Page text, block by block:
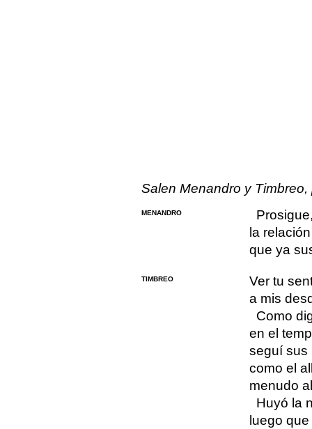
Salen Menandro y Timbreo,
MENANDRO
la
que ya
TIMBREO
Ver tu
a mis
Como
en el
seguí sus
como el
menudo
Huyó la
luego